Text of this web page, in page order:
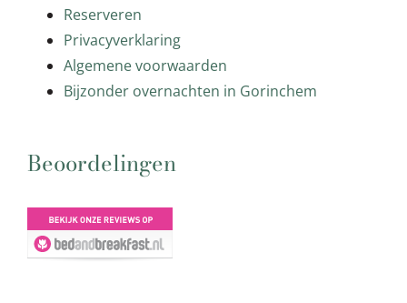
Reserveren
Privacyverklaring
Algemene voorwaarden
Bijzonder overnachten in Gorinchem
Beoordelingen